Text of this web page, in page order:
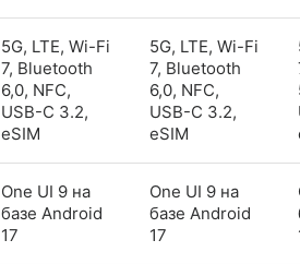
5G, LTE, Wi-Fi
7, Bluetooth
6,0, NFC,
USB-C 3.2,
eSIM
5G, LTE, Wi-Fi
7, Bluetooth
6,0, NFC,
USB-C 3.2,
eSIM
One UI 9 на
базе Android
17
One UI 9 на
базе Android
17